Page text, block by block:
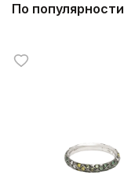
По популярности